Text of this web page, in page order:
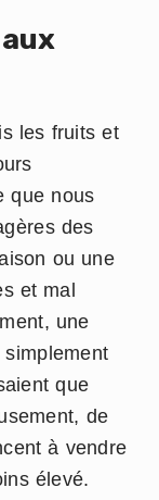
les fruits et
que nous
des
ou une
et mal
une
que
de
à vendre
élevé.